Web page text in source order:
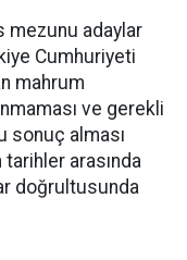
mezunu adaylar
Cumhuriyeti
mahrum
ve gerekli
sonuç alması
arasında
doğrultusunda